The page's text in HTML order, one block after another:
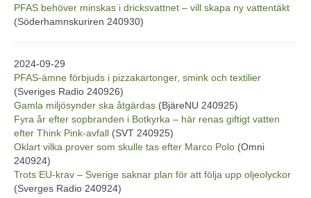
PFAS behöver minskas i dricksvattnet – vill skapa ny vattentäkt
(Söderhamnskuriren 240930)
2024-09-29
PFAS-ämne förbjuds i pizzakartonger, smink och textilier
(Sveriges Radio 240926)
Gamla miljösynder ska åtgärdas (BjäreNU 240925)
Fyra år efter sopbranden i Botkyrka – här renas giftigt vatten
efter Think Pink-avfall (SVT 240925)
Oklart vilka prover som skulle tas efter Marco Polo (Omni
240924)
Trots EU-krav – Sverige saknar plan för att följa upp oljeolyckor
(Sverges Radio 240924)